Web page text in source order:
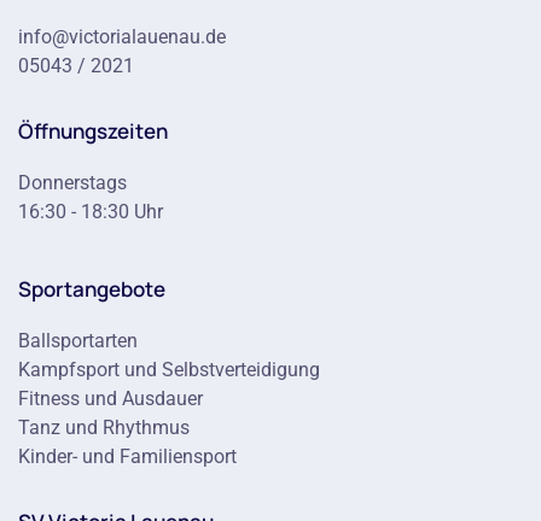
info@victorialauenau.de
05043 / 2021
Öffnungszeiten
Donnerstags
16:30 - 18:30 Uhr
Sportangebote
Ballsportarten
Kampfsport und Selbstverteidigung
Fitness und Ausdauer
Tanz und Rhythmus
Kinder- und Familiensport